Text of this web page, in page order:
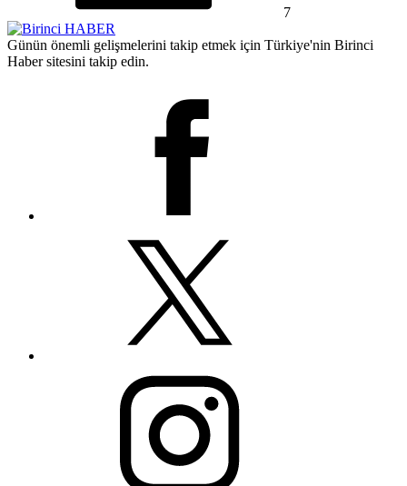
7
Günün önemli gelişmelerini takip etmek için Türkiye'nin Birinci
Haber sitesini takip edin.